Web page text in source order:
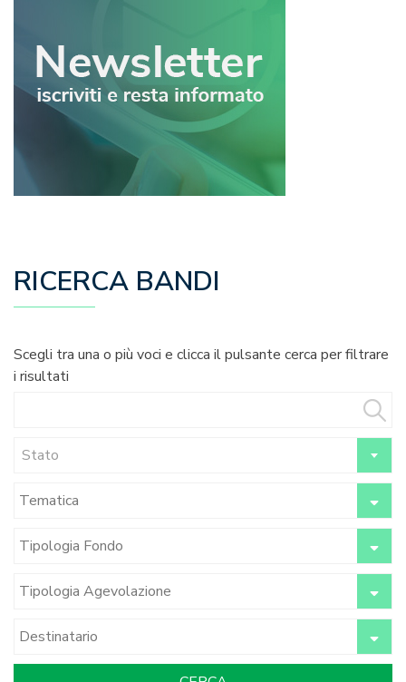
RICERCA BANDI
Scegli tra una o più voci e clicca il pulsante cerca per filtrare
i risultati
Stato